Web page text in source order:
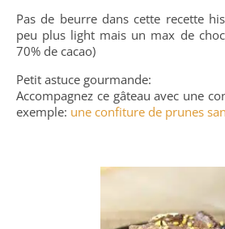
Pas de beurre dans cette recette
peu plus light mais un max de
70% de cacao)
Petit astuce gourmande:
Accompagnez ce gâteau avec une
exemple: une confiture de prunes